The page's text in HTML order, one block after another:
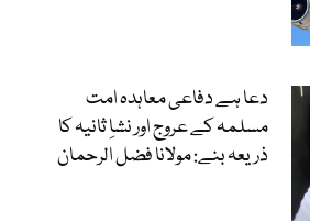
دعا ہے دفاعی معاہدہ امت
مسلمہ کے عروج اور نشاِ ثانیہ کا
ذریعہ بنے: مولانا فضل الرحمان